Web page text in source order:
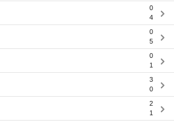
0
4
0
5
0
1
3
0
2
1